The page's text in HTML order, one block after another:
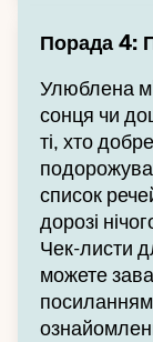
Порада 4:
Улюблена
сонця чи
ті, хто
список
дорозі
Чек-листи
можете